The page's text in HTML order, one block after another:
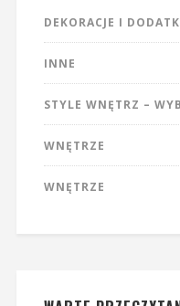
DEKORACJE I
INNE
STYLE WNĘTRZ –
WNĘTRZE
WNĘTRZE